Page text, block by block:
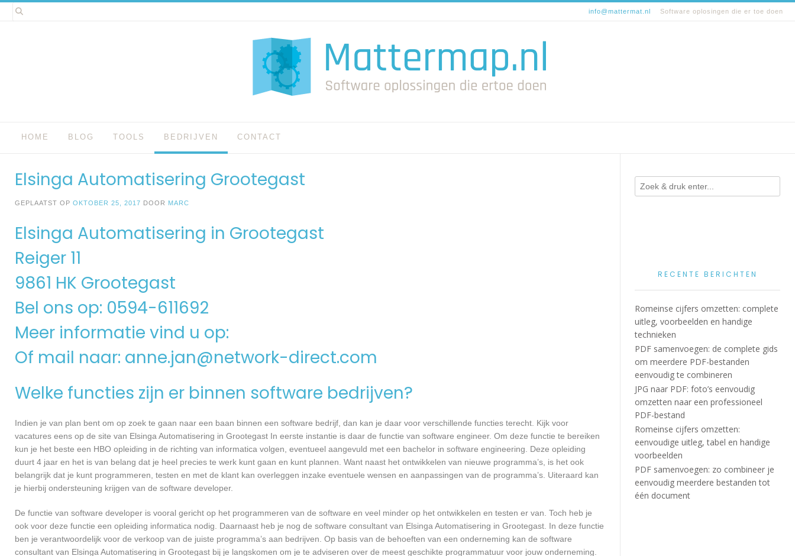
Spring
naar
info@mattermat.nl Software oplosingen die er toe doen
HOME BLOG TOOLS BEDRIJVEN CONTACT
Elsinga Automatisering Grootegast
GEPLAATST OP OKTOBER 25, 2017 DOOR MARC
Elsinga Automatisering in Grootegast
Reiger 11
9861 HK Grootegast
Bel ons op: 0594-611692
Meer informatie vind u op:
Of mail naar: anne.jan@network-direct.com
Welke functies zijn er binnen software bedrijven?
Indien je van plan bent om op zoek te gaan naar een baan binnen een software bedrijf, dan kan je daar voor verschillende functies terecht. Kijk voor
vacatures eens op de site van Elsinga Automatisering in Grootegast In eerste instantie is daar de functie van software engineer. Om deze functie te bereiken
kun je het beste een HBO opleiding in de richting van informatica volgen, eventueel aangevuld met een bachelor in software engineering. Deze opleiding
duurt 4 jaar en het is van belang dat je heel precies te werk kunt gaan en kunt plannen. Want naast het ontwikkelen van nieuwe programma’s, is het ook
belangrijk dat je kunt programmeren, testen en met de klant kan overleggen inzake eventuele wensen en aanpassingen van de programma’s. Uiteraard kan
je hierbij ondersteuning krijgen van de software developer.
De functie van software developer is vooral gericht op het programmeren van de software en veel minder op het ontwikkelen en testen er van. Toch heb je
ook voor deze functie een opleiding informatica nodig. Daarnaast heb je nog de software consultant van Elsinga Automatisering in Grootegast. In deze functie
ben je verantwoordelijk voor de verkoop van de juiste programma’s aan bedrijven. Op basis van de behoeften van een onderneming kan de software
consultant van Elsinga Automatisering in Grootegast bij je langskomen om je te adviseren over de meest geschikte programmatuur voor jouw onderneming.
RECENTE BERICHTEN
Romeinse cijfers omzetten: complete
uitleg, voorbeelden en handige
technieken
PDF samenvoegen: de complete gids
om meerdere PDF-bestanden
eenvoudig te combineren
JPG naar PDF: foto’s eenvoudig
omzetten naar een professioneel
PDF-bestand
Romeinse cijfers omzetten:
eenvoudige uitleg, tabel en handige
voorbeelden
PDF samenvoegen: zo combineer je
eenvoudig meerdere bestanden tot
één document